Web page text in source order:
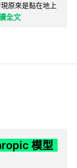
原來是黏在地上
全文
模型